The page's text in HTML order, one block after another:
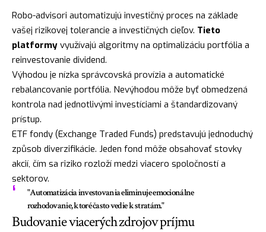
Robo-advisori automatizujú investičný proces na základe
vašej rizikovej tolerancie a investičných cieľov. Tieto
platformy využívajú algoritmy na optimalizáciu portfólia a
reinvestovanie dividend.
Výhodou je nízka správcovská provízia a automatické
rebalancovanie portfólia. Nevýhodou môže byť obmedzená
kontrola nad jednotlivými investíciami a štandardizovaný
prístup.
ETF fondy (Exchange Traded Funds) predstavujú jednoduchý
způsob diverzifikácie. Jeden fond môže obsahovať stovky
akcií, čím sa riziko rozloží medzi viacero spoločností a
sektorov.
"Automatizácia investovania eliminuje emocionálne
rozhodovanie, ktoré často vedie k stratám."
Budovanie viacerých zdrojov príjmu